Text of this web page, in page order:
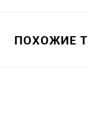
ПОХОЖИЕ